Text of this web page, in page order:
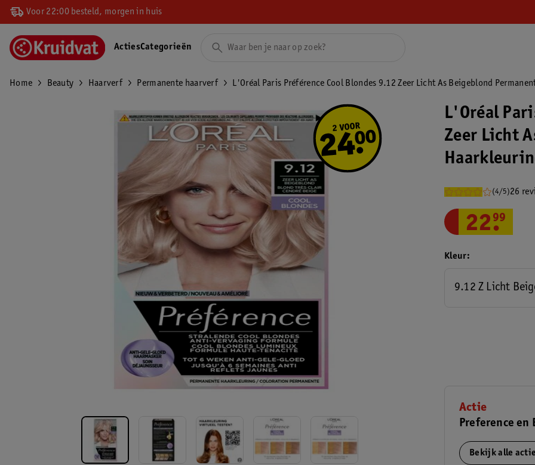
Voor 22:00 besteld, morgen in huis
ActiesCategorieën
Home Beauty Haarverf Permanente haarverf L'Oréal Paris Préférence Cool Blondes 9.12 Zeer Licht As Beigeblond
L'Oréal
Zeer Licht
(4/5)26
22.
99
Kleur
9.12 Z Licht
Actie
Preference en
Bekijk alle